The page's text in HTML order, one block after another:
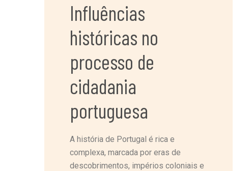
Influências
históricas no
processo de
cidadania
portuguesa
A história de Portugal é rica e
complexa, marcada por eras de
descobrimentos, impérios coloniais e